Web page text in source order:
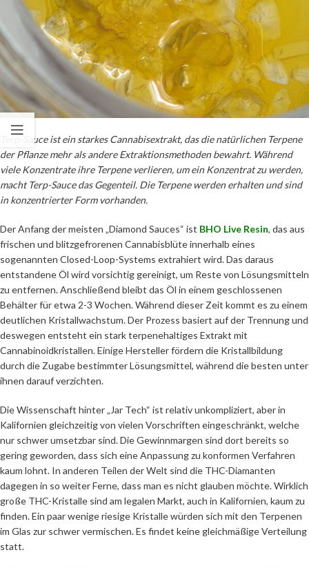
Terp-Sauce ist ein starkes Cannabisextrakt, das die natürlichen Terpene
der Pflanze mehr als andere Extraktionsmethoden bewahrt. Während
viele Konzentrate ihre Terpene verlieren, um ein Konzentrat zu werden,
macht Terp-Sauce das Gegenteil. Die Terpene werden erhalten und sind
in konzentrierter Form vorhanden.
Der Anfang der meisten „Diamond Sauces“ ist BHO Live Resin, das aus
frischen und blitzgefrorenen Cannabisblüte innerhalb eines
sogenannten Closed-Loop-Systems extrahiert wird. Das daraus
entstandene Öl wird vorsichtig gereinigt, um Reste von Lösungsmitteln
zu entfernen. Anschließend bleibt das Öl in einem geschlossenen
Behälter für etwa 2-3 Wochen. Während dieser Zeit kommt es zu einem
deutlichen Kristallwachstum. Der Prozess basiert auf der Trennung und
deswegen entsteht ein stark terpenehaltiges Extrakt mit
Cannabinoidkristallen. Einige Hersteller fördern die Kristallbildung
durch die Zugabe bestimmter Lösungsmittel, während die besten unter
ihnen darauf verzichten.
Die Wissenschaft hinter „Jar Tech“ ist relativ unkompliziert, aber in
Kalifornien gleichzeitig von vielen Vorschriften eingeschränkt, welche
nur schwer umsetzbar sind. Die Gewinnmargen sind dort bereits so
gering geworden, dass sich eine Anpassung zu konformen Verfahren
kaum lohnt. In anderen Teilen der Welt sind die THC-Diamanten
dagegen in so weiter Ferne, dass man es nicht glauben möchte. Wirklich
große THC-Kristalle sind am legalen Markt, auch in Kalifornien, kaum zu
finden. Ein paar wenige riesige Kristalle würden sich mit den Terpenen
im Glas zur schwer vermischen. Es findet keine gleichmäßige Verteilung
statt.